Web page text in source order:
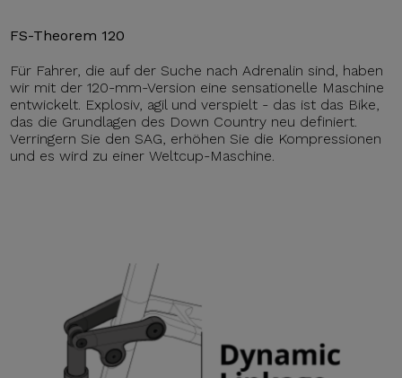
FS-Theorem 120
Für Fahrer, die auf der Suche nach Adrenalin sind, haben
wir mit der 120-mm-Version eine sensationelle Maschine
entwickelt. Explosiv, agil und verspielt - das ist das Bike,
das die Grundlagen des Down Country neu definiert.
Verringern Sie den SAG, erhöhen Sie die Kompressionen
und es wird zu einer Weltcup-Maschine.